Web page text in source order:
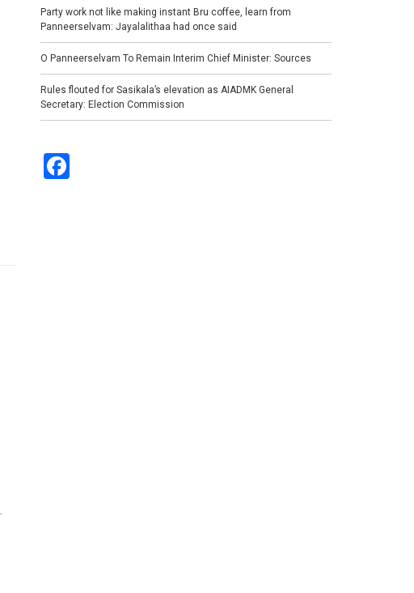
Party work not like making instant Bru coffee, learn from
Panneerselvam: Jayalalithaa had once said
O Panneerselvam To Remain Interim Chief Minister: Sources
Rules flouted for Sasikala’s elevation as AIADMK General
Secretary: Election Commission